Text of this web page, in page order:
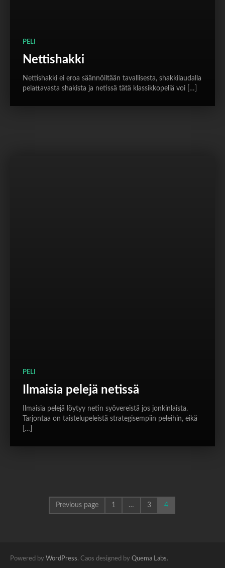
PELI
Nettishakki
Nettishakki ei eroa säännöiltään tavallisesta, shakkilaudalla
pelattavasta shakista ja netissä tätä klassikkopeliä voi […]
PELI
Ilmaisia pelejä netissä
Ilmaisia pelejä löytyy netin syövereistä jos jonkinlaista.
Tarjontaa on taistelupeleistä strategisempiin peleihin, eikä
[…]
Previous page 1 … 3 4
Powered by WordPress. Caos designed by Quema Labs.